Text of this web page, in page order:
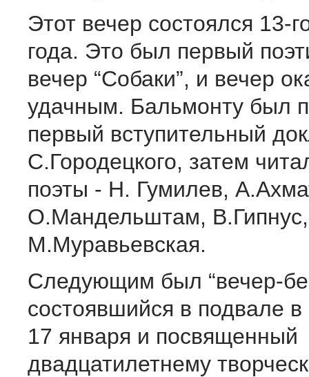
Этот вечер состоялся 13-
года. Это был первый
вечер “Собаки”, и вечер
удачным. Бальмонту был
первый вступительный
С.Городецкого, затем
поэты - Н. Гумилев,
О.Мандельштам,
М.Муравьевская.
Следующим был “вечер-
состоявшийся в подвале
17 января и посвященный
двадцатилетнему